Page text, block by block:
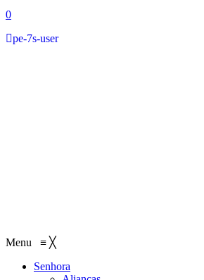
0
pe-7s-user
Menu ≡ ╳
Senhora